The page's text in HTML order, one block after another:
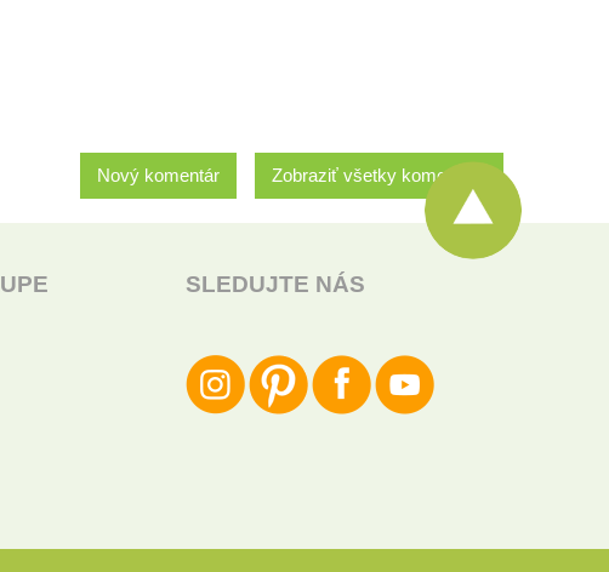
Zobraziť všetky komentáre
Nový komentár
SLEDUJTE NÁS